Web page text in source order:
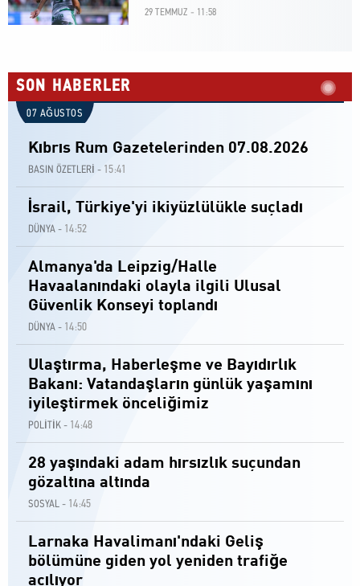
29 TEMMUZ - 11:58
SON HABERLER
07 AĞUSTOS
Kıbrıs Rum Gazetelerinden 07.08.2026
BASIN ÖZETLERİ - 15:41
İsrail, Türkiye'yi ikiyüzlülükle suçladı
DÜNYA - 14:52
Almanya'da Leipzig/Halle
Havaalanındaki olayla ilgili Ulusal
Güvenlik Konseyi toplandı
DÜNYA - 14:50
Ulaştırma, Haberleşme ve Bayıdırlık
Bakanı: Vatandaşların günlük yaşamını
iyileştirmek önceliğimiz
POLİTİK - 14:48
28 yaşındaki adam hırsızlık suçundan
gözaltına altında
SOSYAL - 14:45
Larnaka Havalimanı'ndaki Geliş
bölümüne giden yol yeniden trafiğe
açılıyor